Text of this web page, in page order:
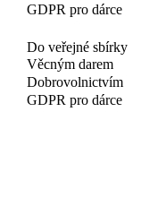
GDPR pro dárce
Do veřejné sbírky
Věcným darem
Dobrovolnictvím
GDPR pro dárce